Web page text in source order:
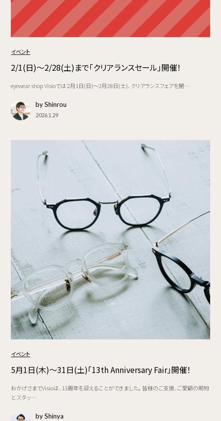
イベント
2/1(日)〜2/28(土)まで「クリアランスセール」開催！
eyewear shop Visioでは２月1日(日)〜2月28日(土)、クリアランスフェアを開…
by Shinrou
2026.1.29
イベント
5月1日(木)～31日(土)「13th Anniversary Fair」開催！
おかげさまでVisioは、13周年を迎えることができました。 皆様のご支援、ご愛顧の賜物
と スタッ…
by Shinya